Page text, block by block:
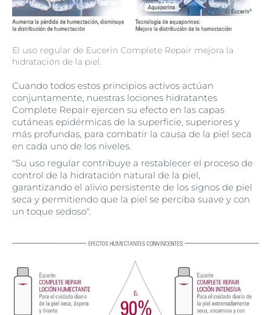
El uso regular de Eucerin Complete Repair mejora la
hidratación de la piel.
Cuando todos estos principios activos actúan
conjuntamente, nuestras lociones hidratantes
Complete Repair ejercen su efecto en las capas
cutáneas epidérmicas de la superficie, superiores y
más profundas, para combatir la causa de la piel seca
en cada uno de los niveles.
"Su uso regular contribuye a restablecer el proceso de
control de la hidratación natural de la piel,
garantizando el alivio persistente de los signos de piel
seca y permitiendo que la piel se perciba suave y con
un toque sedoso".